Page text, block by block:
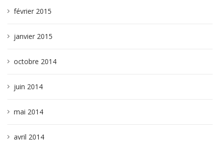
février 2015
janvier 2015
octobre 2014
juin 2014
mai 2014
avril 2014